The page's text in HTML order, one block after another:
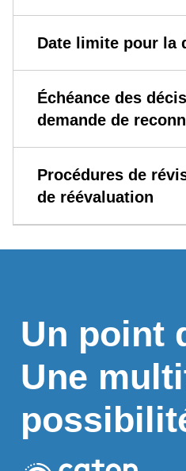
Date limite pour la
Échéance des
demande de
Procédures de
de réévaluation
Un point
Une